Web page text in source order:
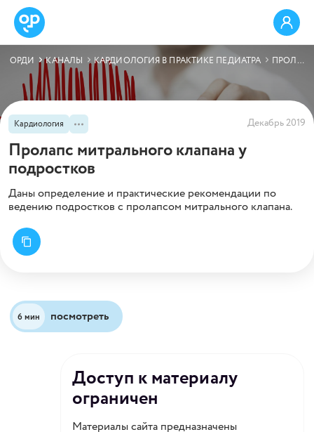
ОРДИ КАНАЛЫ КАРДИОЛОГИЯ В ПРАКТИКЕ ПЕДИАТРА ПРОЛАПС МИТРАЛЬНОГО КЛАПАНА У ПОДРОСТКОВ
Кардиология Декабрь 2019
Пролапс митрального клапана у
подростков
Даны определение и практические рекомендации по
ведению подростков с пролапсом митрального клапана.
6 мин посмотреть
Доступ к материалу
ограничен
Материалы сайта предназначены